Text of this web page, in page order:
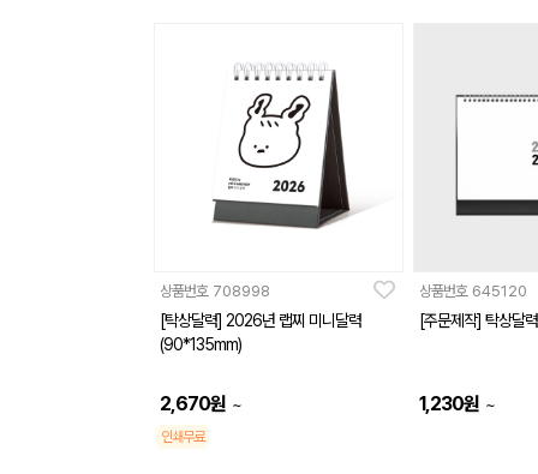
상품번호 708998
[탁상달력] 2026년 랩찌 미니달력
(90*135mm)
2,670원 ~
인쇄무료
상품번호 645120
[주문제작] 탁상달
1,230원 ~